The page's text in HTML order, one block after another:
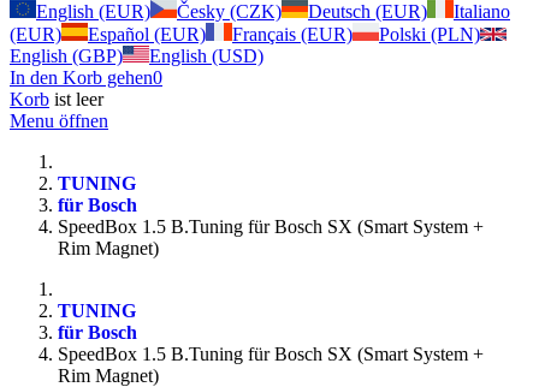
English (EUR)
Česky (CZK) Deutsch (EUR)
Italiano
(EUR)
Español (EUR) Français (EUR)
Polski (PLN)
English (GBP)
English (USD)
In den Korb gehen0
Korb ist leer
Menu öffnen
TUNING
für Bosch
SpeedBox 1.5 B.Tuning für Bosch SX (Smart System +
Rim Magnet)
TUNING
für Bosch
SpeedBox 1.5 B.Tuning für Bosch SX (Smart System +
Rim Magnet)